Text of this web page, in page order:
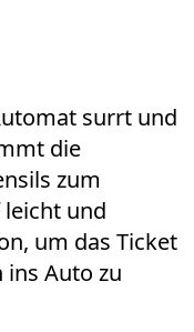
surrt und
die
zum
leicht und
um das Ticket
ins Auto zu